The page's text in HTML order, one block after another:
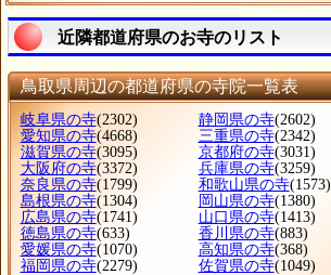
近隣都道府県のお寺のリスト
鳥取県周辺の都道府県の寺院一覧表
岐阜県の寺(2302) 静岡県の寺(2602)
愛知県の寺(4668) 三重県の寺(2342)
滋賀県の寺(3095) 京都府の寺(3031)
大阪府の寺(3372) 兵庫県の寺(3259)
奈良県の寺(1799) 和歌山県の寺(1573)
島根県の寺(1304) 岡山県の寺(1380)
広島県の寺(1741) 山口県の寺(1413)
徳島県の寺(633) 香川県の寺(883)
愛媛県の寺(1070) 高知県の寺(368)
福岡県の寺(2279) 佐賀県の寺(1049)